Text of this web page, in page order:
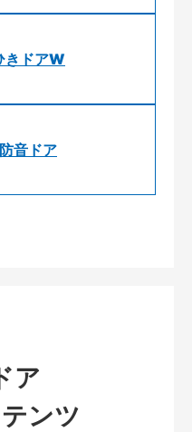
きドアW
音ドア
ア
ンツ